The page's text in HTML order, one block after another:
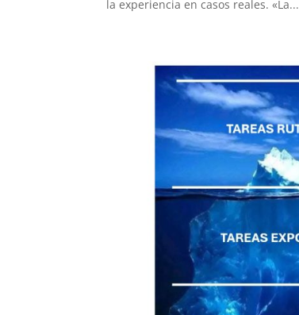
la experiencia en casos reales. «La...